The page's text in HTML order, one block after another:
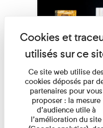
Ce site web utilise des
cookies déposés par
partenaires pour vous
proposer : la mesure
d’audience utile à
l’amélioration du site